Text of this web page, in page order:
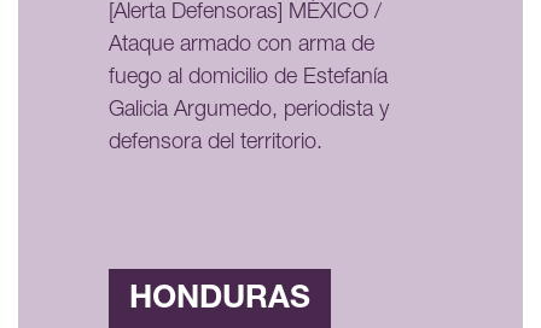
[Alerta Defensoras] MÉXICO /
Ataque armado con arma de
fuego al domicilio de Estefanía
Galicia Argumedo, periodista y
defensora del territorio.
HONDURAS